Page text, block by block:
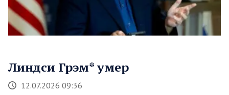
Линдси Грэм* умер
12.07.2026 09:36